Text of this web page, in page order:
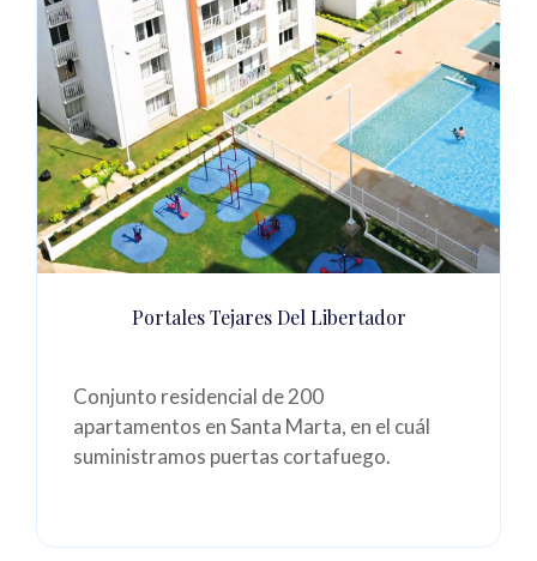
Portales Tejares Del Libertador
Conjunto residencial de 200
apartamentos en Santa Marta, en el cuál
suministramos puertas cortafuego.